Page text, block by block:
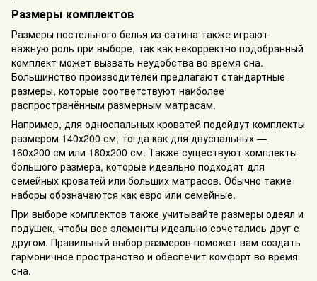
Размеры комплектов
Размеры постельного белья из сатина также играют
важную роль при выборе, так как некорректно подобранный
комплект может вызвать неудобства во время сна.
Большинство производителей предлагают стандартные
размеры, которые соответствуют наиболее
распространённым размерным матрасам.
Например, для односпальных кроватей подойдут комплекты
размером 140х200 см, тогда как для двуспальных —
160х200 см или 180х200 см. Также существуют комплекты
большого размера, которые идеально подходят для
семейных кроватей или больших матрасов. Обычно такие
наборы обозначаются как евро или семейные.
При выборе комплектов также учитывайте размеры одеял и
подушек, чтобы все элементы идеально сочетались друг с
другом. Правильный выбор размеров поможет вам создать
гармоничное пространство и обеспечит комфорт во время
сна.